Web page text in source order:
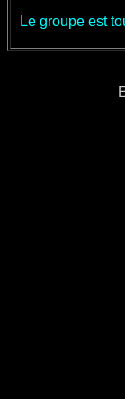
Le groupe est